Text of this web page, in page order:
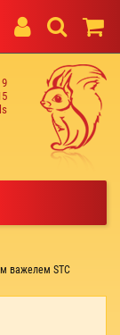
важелем STC